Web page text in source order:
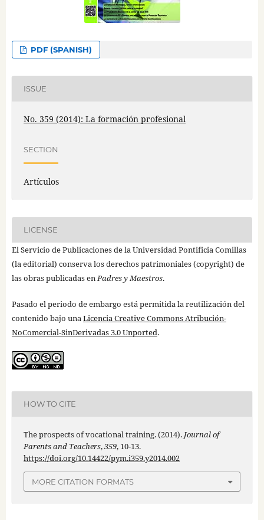
PDF (SPANISH)
ISSUE
No. 359 (2014): La formación profesional
SECTION
Artículos
LICENSE
El Servicio de Publicaciones de la Universidad Pontificia Comillas
(la editorial) conserva los derechos patrimoniales (copyright) de
las obras publicadas enPadres y Maestros.
Pasado el periodo de embargo está permitida la reutilización del
contenido bajo unaLicencia Creative Commons Atribución-
NoComercial-SinDerivadas 3.0 Unported.
HOW TO CITE
The prospects of vocational training. (2014). Journal of
Parents and Teachers,359, 10-13.
https://doi.org/10.14422/pym.i359.y2014.002
MORE CITATION FORMATS